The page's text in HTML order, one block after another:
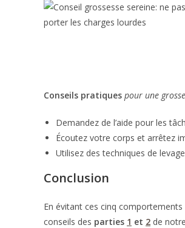
Conseils pratiques pour une
Demandez de l’aide pour les
Écoutez votre corps et arrêtez
Utilisez des techniques de
Conclusion
En évitant ces cinq
conseils des parties 1 et 2 de